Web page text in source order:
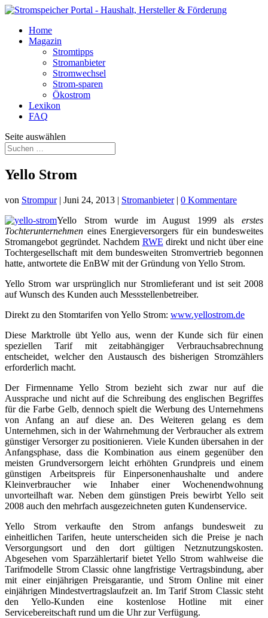
Home
Magazin
Stromtipps
Stromanbieter
Stromwechsel
Strom-sparen
Ökostrom
Lexikon
FAQ
Seite auswählen
Yello Strom
von Strompur| Juni 24, 2013 | Stromanbieter| 0 Kommentare
Yello Strom wurde im August 1999 als erstes
Tochterunternehmen eines Energieversorgers für ein bundesweites
Stromangebot gegründet. Nachdem RWE direkt und nicht über eine
Tochtergesellschaft mit dem bundesweiten Stromvertrieb begonnen
hatte, antwortete die EnBW mit der Gründung von Yello Strom.
Yello Strom war ursprünglich nur Stromlieferant und ist seit 2008
auf Wunsch des Kunden auch Messstellenbetreiber.
Direkt zu den Stomtarifen von Yello Strom: www.yellostrom.de
Diese Marktrolle übt Yello aus, wenn der Kunde sich für einen
speziellen Tarif mit zeitabhängiger Verbrauchsabrechnung
entscheidet, welcher den Austausch des bisherigen Stromzählers
erforderlich macht.
Der Firmenname Yello Strom bezieht sich zwar nur auf die
Aussprache und nicht auf die Schreibung des englischen Begriffes
für die Farbe Gelb, dennoch spielt die Werbung des Unternehmens
von Anfang an auf diese an. Des Weiteren gelang es dem
Unternehmen, sich in der Wahrnehmung der Verbraucher als extrem
günstiger Versorger zu positionieren. Viele Kunden übersahen in der
Anfangsphase, dass die Kombination aus einem gegenüber den
meisten Grundversorgern leicht erhöhten Grundpreis und einem
günstigen Arbeitspreis für Einpersonenhaushalte und andere
Kleinverbraucher wie Inhaber einer Wochenendwohnung
unvorteilhaft war. Neben dem günstigen Preis bewirbt Yello seit
2008 auch den mehrfach ausgezeichneten guten Kundenservice.
Yello Strom verkaufte den Strom anfangs bundesweit zu
einheitlichen Tarifen, heute unterscheiden sich die Preise je nach
Versorgungsort und den dort gültigen Netznutzungskosten.
Abgesehen vom Sparzählertarif bietet Yello Strom wahlweise die
Tarifmodelle Strom Classic ohne langfristige Vertragsbindung, aber
mit einer einjährigen Preisgarantie, und Strom Online mit einer
einjährigen Mindestvertragslaufzeit an. Im Tarif Strom Classic steht
den Yello-Kunden eine kostenlose Hotline mit einer
Servicebereitschaft rund um die Uhr zur Verfügung.